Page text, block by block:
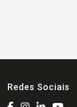
Redes Sociais